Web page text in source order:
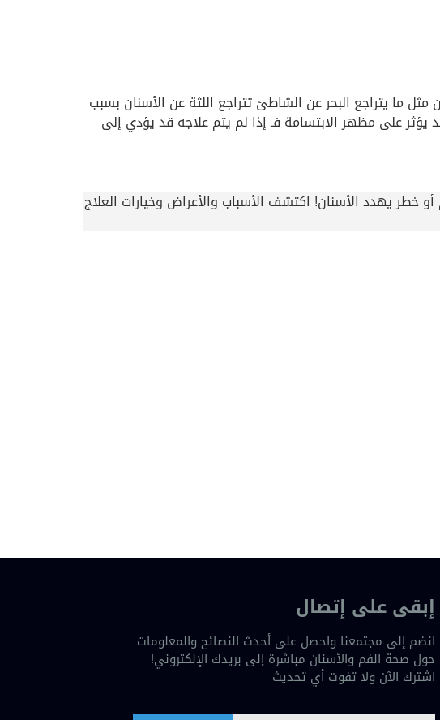
ما يتراجع البحر عن الشاطئ تتراجع اللثة عن الأسنان بسبب
على مظهر الابتسامة فـ إذا لم يتم علاجه قد يؤدي إلى
خطر يهدد الأسنان! اكتشف الأسباب والأعراض وخيارات العلاج
إبقى على إتصال
انضم إلى مجتمعنا واحصل على أحدث النصائح والمعلومات
حول صحة الفم والأسنان مباشرة إلى بريدك الإلكتروني!
اشترك الآن ولا تفوت أي تحديث